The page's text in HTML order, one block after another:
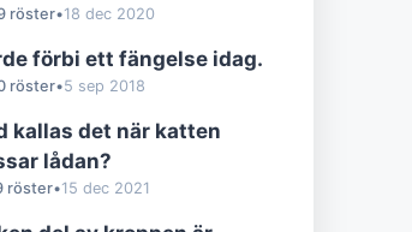
röster•18 dec 2020
förbi ett fängelse idag.
röster•5 sep 2018
kallas det när katten
lådan?
röster•15 dec 2021